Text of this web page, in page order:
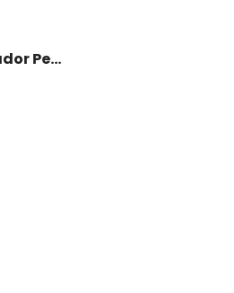
Marcador Permanente Sharpie Chisel Tip - Rojo